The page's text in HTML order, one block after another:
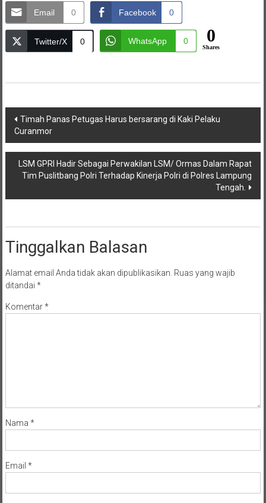
Email
0 Facebook 0
Twitter/X 0 WhatsApp 0 0
Shares
Navigasi
pos
Timah Panas Petugas Harus bersarang di Kaki Pelaku
Curanmor
LSM GPRI Hadir Sebagai Perwakilan LSM/ Ormas Dalam Rapat
Tim Puslitbang Polri Terhadap Kinerja Polri di Polres Lampung
Tengah.
Tinggalkan Balasan
Alamat email Anda tidak akan dipublikasikan. Ruas yang wajib
ditandai *
Komentar*
Nama *
Email *